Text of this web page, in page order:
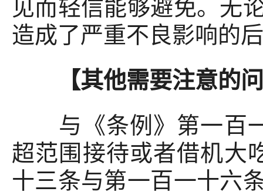
见而轻信能够避免。无
造成了严重不良影响的
【其他需要注意的
与《条例》第一百一
超范围接待或者借机大
十三条与第一百一十六